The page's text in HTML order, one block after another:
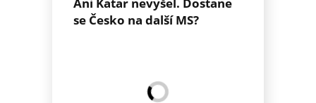
Ani Katar nevyšel. Dostane
se Česko na další MS?